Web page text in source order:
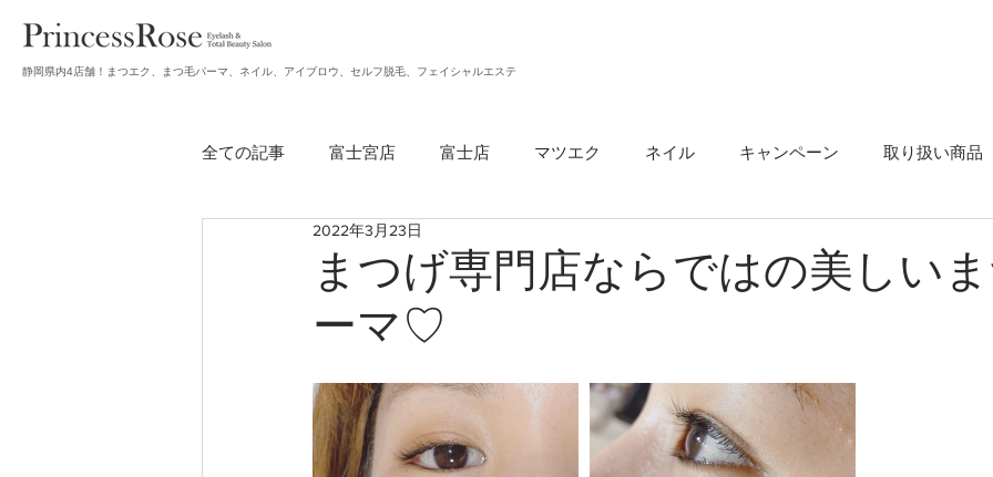
静岡県内4店舗！まつエク、まつ毛パーマ、ネイル、アイブロウ、セルフ脱毛、フェイシャルエステ
全ての記事 富士宮店 富士店 マツエク ネイル キャンペーン 取り扱い商品
無題のカテゴリー
まつげ専門店ならではの美しい
ーマ♡
2022年3月23日